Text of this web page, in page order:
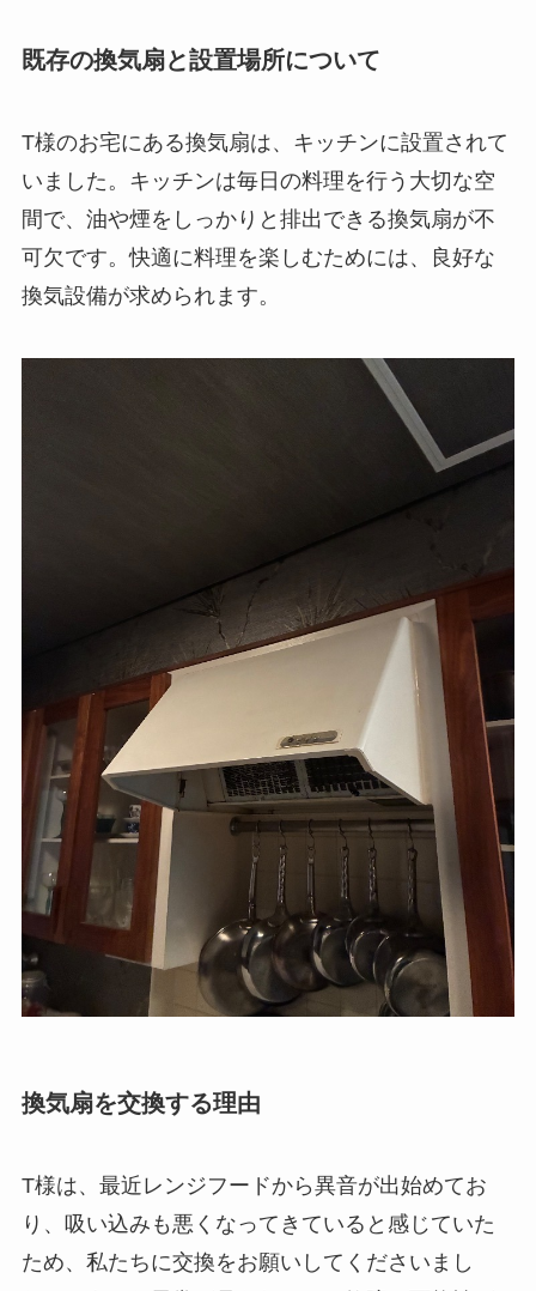
既存の換気扇と設置場所について
T様のお宅にある換気扇は、キッチンに設置されて
いました。キッチンは毎日の料理を行う大切な空
間で、油や煙をしっかりと排出できる換気扇が不
可欠です。快適に料理を楽しむためには、良好な
換気設備が求められます。
換気扇を交換する理由
T様は、最近レンジフードから異音が出始めてお
り、吸い込みも悪くなってきていると感じていた
ため、私たちに交換をお願いしてくださいまし